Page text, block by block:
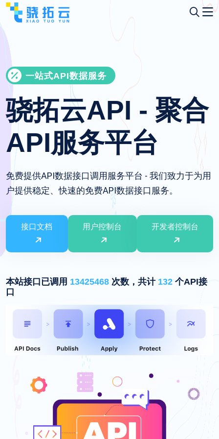
一站式API数据服务
骁拓云API - 聚合
API服务平台
免费提供API数据接口调用服务平台 - 我们致力于为用
户提供稳定、快速的免费API数据接口服务。
接口文档 用户控制台 开发者控制台
本站接口已调用 13425468 次数，共计 132 个API接
口